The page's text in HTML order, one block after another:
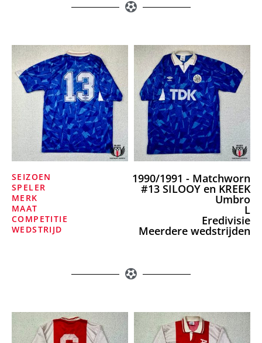
SEIZOEN 1990/1991 - Matchworn
SPELER #13 SILOOY en KREEK
MERK Umbro
MAAT L
COMPETITIE Eredivisie
WEDSTRIJD Meerdere wedstrijden